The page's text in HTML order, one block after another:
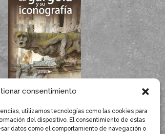
consentimiento
utilizamos tecnologías como las cookies para
del dispositivo. El consentimiento de estas
datos como el comportamiento de navegación o
Si te gustan las
te gusta el libro de
Dolores Herrero.